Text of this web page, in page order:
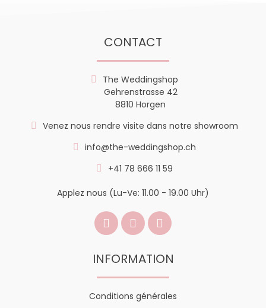
CONTACT
The Weddingshop
Gehrenstrasse 42
8810 Horgen
Venez nous rendre visite dans notre showroom
info@the-weddingshop.ch
+41 78 666 11 59
Applez nous (Lu-Ve: 11.00 - 19.00 Uhr)
INFORMATION
Conditions générales